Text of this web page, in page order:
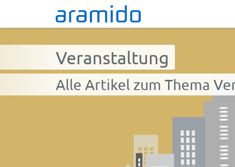
Veranstaltung
Alle Artikel zum Thema